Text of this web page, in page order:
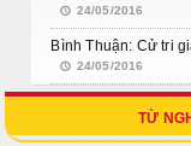
24/05/2016
Bình Thuận: Cử tri
24/05/2016
TỪ